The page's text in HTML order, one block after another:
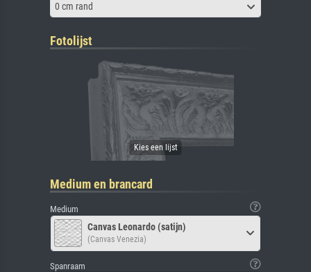
0 cm rand
Fotolijst
Medium en brancard
Medium
Canvas Leonardo (satijn)
(Canvas Venezia)
Spanraam